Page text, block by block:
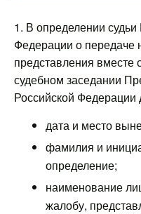
1. В определении
Федерации о передаче
представления вместе
судебном заседании
Российской
дата и место
фамилия и
определение;
наименование
жалобу,